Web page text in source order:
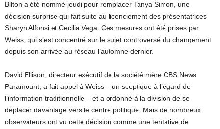
Bilton a été nommé jeudi pour remplacer Tanya Simon, une
décision surprise qui fait suite au licenciement des présentatrices
Sharyn Alfonsi et Cecilia Vega. Ces mesures ont été prises par
Weiss, qui s’est concentré sur le sujet controversé du changement
depuis son arrivée au réseau l’automne dernier.
David Ellison, directeur exécutif de la société mère CBS News
Paramount, a fait appel à Weiss – un sceptique à l’égard de
l’information traditionnelle – et a ordonné à la division de se
déplacer davantage vers le centre politique. Mais de nombreux
observateurs ont vu cette décision comme une tentative de